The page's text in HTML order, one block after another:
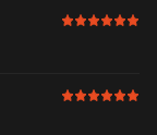
6 av 6 i
6 av 6 i